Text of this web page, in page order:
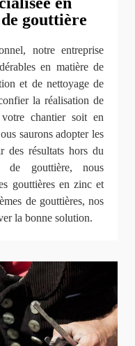
gouttière
notre entreprise
en matière de
et de nettoyage de
la réalisation de
chantier soit en
saurons adopter les
des résultats hors du
de gouttière, nous
gouttières en zinc et
de gouttières, nos
la bonne solution.